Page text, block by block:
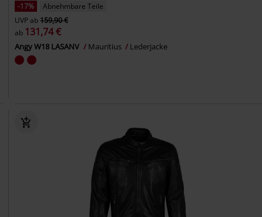
-17%
Abnehmbare Teile
UVPab159,90 €
ab 131,74 €
Angy W18 LASANV Mauritius Lederjacke